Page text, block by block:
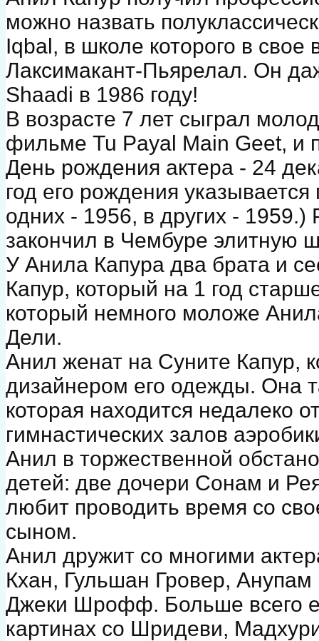
можно назвать
Iqbal, в школе которого в
Лаксимакант-Пьярелал. Он
Shaadi в 1986 году!
В возрасте 7 лет сыграл
фильме Tu Payal Main Geet, и
День рождения актера - 24
год его рождения
одних - 1956, в других -
закончил в Чембуре элитную
У Анила Капура два брата и
Капур, который на 1 год
который немного моложе
Дели.
Анил женат на Суните Капур,
дизайнером его одежды. Она
которая находится недалеко
гимнастических залов
Анил в торжественной
детей: две дочери Сонам и
любит проводить время со
сыном.
Анил дружит со многими
Кхан, Гульшан Гровер,
Джеки Шрофф. Больше всего
картинах со Шридеви,